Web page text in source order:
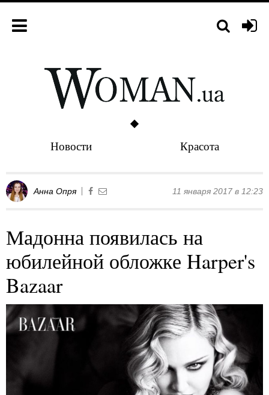
Новости Красота
Анна Опря 11 января 2017 в 12:23
Мадонна появилась на
юбилейной обложке Harper's
Bazaar